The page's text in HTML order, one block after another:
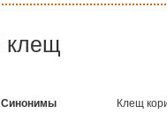
клещ
Синонимы
Клещ